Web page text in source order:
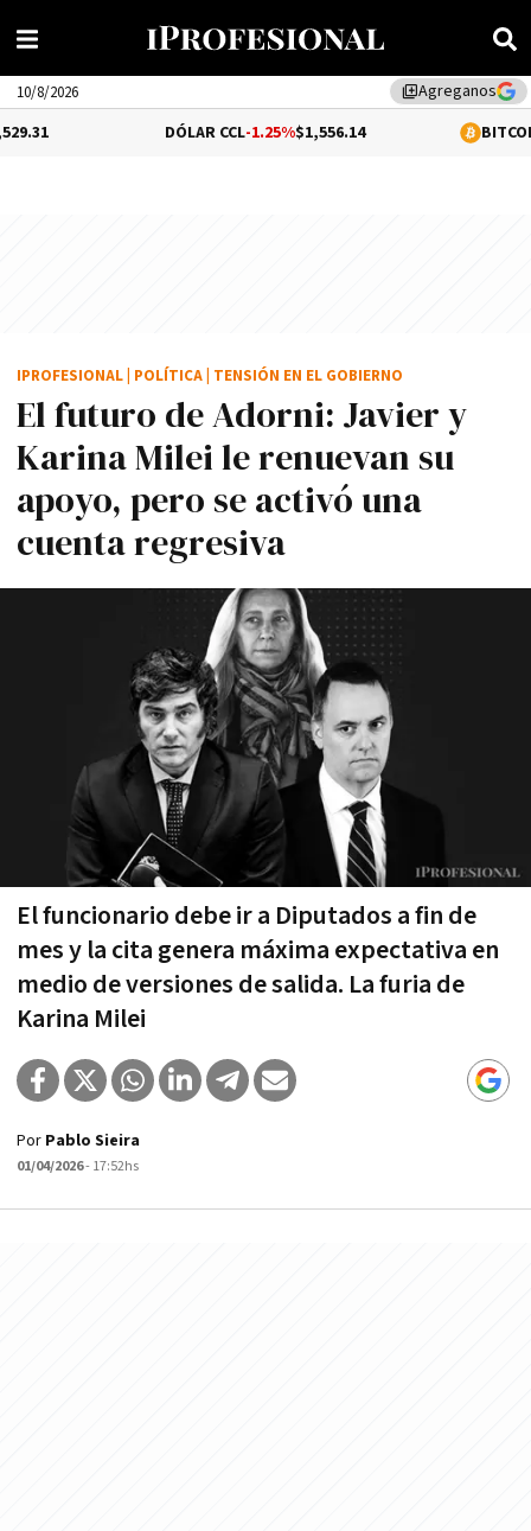
library_addAgreganos
10/8/2026
-1.25%$1,556.14 -0.07%
El futuro de Adorni: Javier y
Karina Milei le renuevan su
apoyo, pero se activó una
cuenta regresiva
El funcionario debe ir a Diputados a fin de
mes y la cita genera máxima expectativa en
medio de versiones de salida. La furia de
Karina Milei
IPROFESIONAL POLÍTICA TENSIÓN EN EL GOBIERNO
Por Pablo Sieira
01/04/2026- 17:52hs